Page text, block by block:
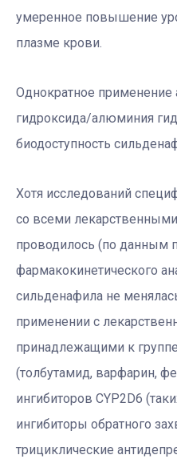
умеренное повышение
плазме крови.
Однократное применение
гидроксида/алюминия
биодоступность
Хотя исследований
со всеми
проводилось (по данным
фармакокинетического
сильденафила не
применении с
принадлежащими к
(толбутамид, варфарин,
ингибиторов CYP2D6
ингибиторы обратного
трициклические